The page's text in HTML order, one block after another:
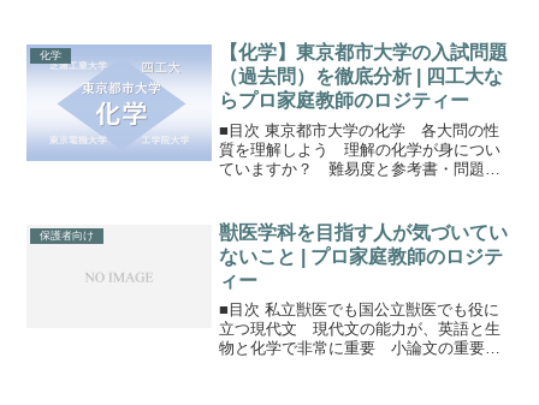
般選抜におけるメインの受験方式はA方式
（Amazonリ...
化学
【化学】東京都市大学の入試問題
（過去問）を徹底分析 | 四工大な
らプロ家庭教師のロジティー
■目次 東京都市大学の化学 各大問の性
質を理解しよう 理解の化学が身につい
ていますか？ 難易度と参考書・問題
試験がメイン。前期試験の化学を分析し
ています。理科の選択...
保護者向け
獣医学科を目指す人が気づいてい
ないこと | プロ家庭教師のロジテ
ィー
■目次 私立獣医でも国公立獣医でも役に
立つ現代文 現代文の能力が、英語と生
物と化学で非常に重要 小論文の重要性